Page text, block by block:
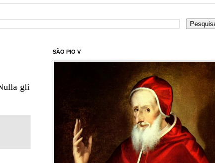
gli
SÃO PIO V